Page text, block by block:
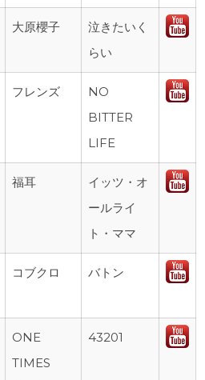
大原櫻子
泣きたいく
らい
フレンズ
NO
BITTER
LIFE
福耳
イッツ・オ
ールライ
ト・ママ
コブクロ バトン
ONE
TIMES
43201